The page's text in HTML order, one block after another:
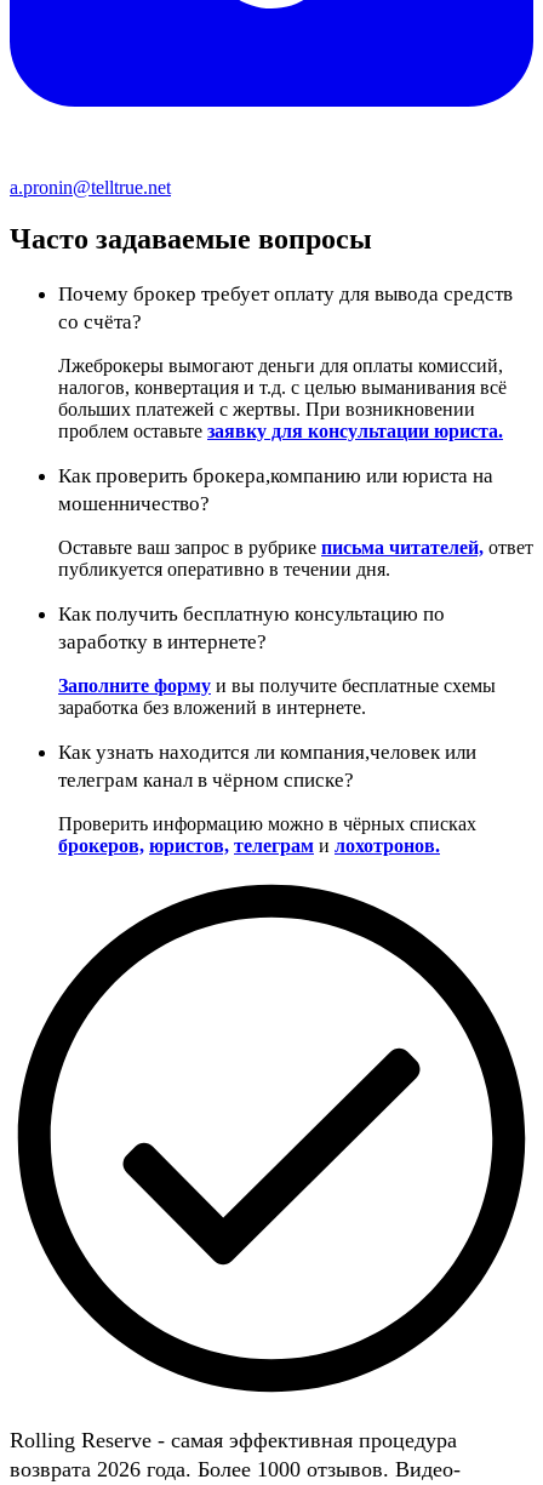
a.pronin@telltrue.net
Часто задаваемые вопросы
Почему брокер требует оплату для вывода средств
со счёта?
Лжеброкеры вымогают деньги для оплаты комиссий,
налогов, конвертация и т.д. с целью выманивания всё
больших платежей с жертвы. При возникновении
проблем оставьте заявку для консультации юриста.
Как проверить брокера,компанию или юриста на
мошенничество?
Оставьте ваш запрос в рубрике письма читателей, ответ
публикуется оперативно в течении дня.
Как получить бесплатную консультацию по
заработку в интернете?
Заполните форму и вы получите бесплатные схемы
заработка без вложений в интернете.
Как узнать находится ли компания,человек или
телеграм канал в чёрном списке?
Проверить информацию можно в чёрных списках
брокеров, юристов, телеграм и лохотронов.
Rolling Reserve - самая эффективная процедура
возврата 2026 года. Более 1000 отзывов. Видео-